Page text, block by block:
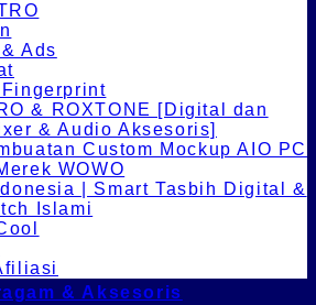
Ads
& ROXTONE [Digital dan
& Audio Aksesoris]
Custom Mockup AIO PC
WOWO
| Smart Tasbih Digital &
Islami
& Aksesoris